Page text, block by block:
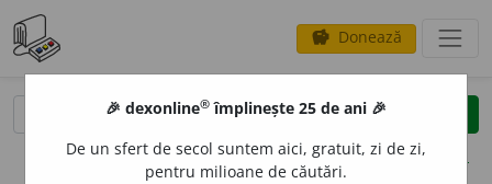
savings Donează
clear
opțiuni
🎉 dexonline® împlinește 25 de ani 🎉
De un sfert de secol suntem aici, gratuit, zi de zi,
pentru milioane de căutări.